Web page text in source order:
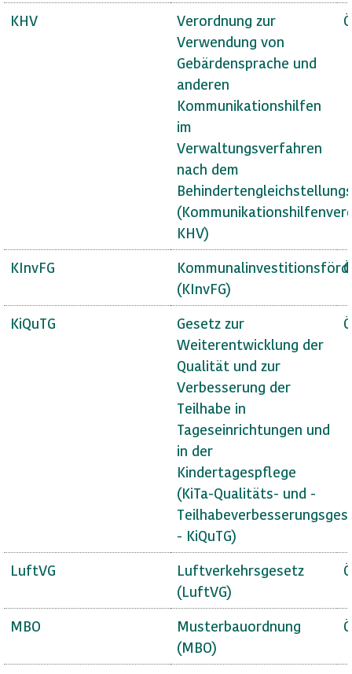
KHV
Verordnung zur
Verwendung von
Gebärdensprache und
anderen
Kommunikationshilfen
im
Verwaltungsverfahren
nach dem
KHV)
KInvFG
(KInvFG)
KiQuTG
Gesetz zur
Weiterentwicklung der
Qualität und zur
Verbesserung der
Teilhabe in
Tageseinrichtungen und
in der
Kindertagespflege
(KiTa-Qualitäts- und -
- KiQuTG)
LuftVG
Luftverkehrsgesetz
(LuftVG)
MBO
Musterbauordnung
(MBO)